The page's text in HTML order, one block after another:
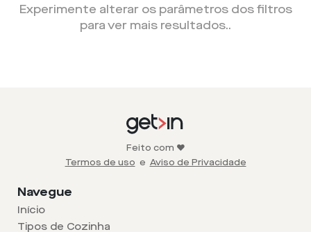
Experimente alterar os parâmetros dos filtros
para ver mais resultados..
Feito com ❤️
Termos de uso e Aviso de Privacidade
Navegue
Início
Tipos de Cozinha